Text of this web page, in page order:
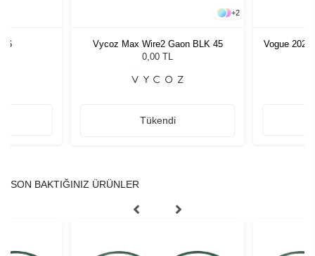
+2
Vycoz Max Wire2 Gaon BLK 45
0,00 TL
Tükendi
Vogue
SON BAKTIĞINIZ ÜRÜNLER